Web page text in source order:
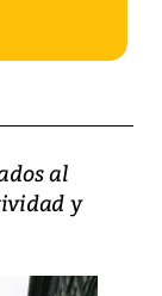
al
y